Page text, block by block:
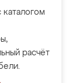
расчёт